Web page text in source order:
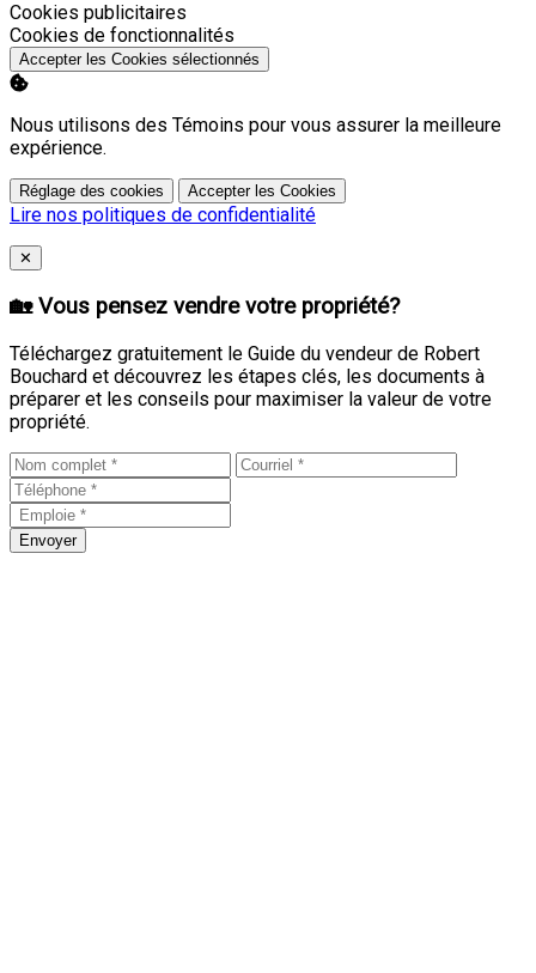
Activer
Cookies publicitaires
Activer
Cookies de fonctionnalités
Accepter les Cookies sélectionnés
Nous utilisons des Témoins pour vous assurer la meilleure
expérience.
Réglage des cookies Accepter les Cookies
Lire nos politiques de confidentialité
Close
✕
🏡 Vous pensez vendre votre propriété?
Téléchargez gratuitement le Guide du vendeur de Robert
Bouchard et découvrez les étapes clés, les documents à
préparer et les conseils pour maximiser la valeur de votre
propriété.
Envoyer